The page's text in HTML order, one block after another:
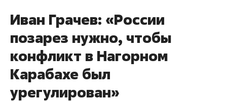
Иван Грачев: «России
позарез нужно, чтобы
конфликт в Нагорном
Карабахе был
урегулирован»